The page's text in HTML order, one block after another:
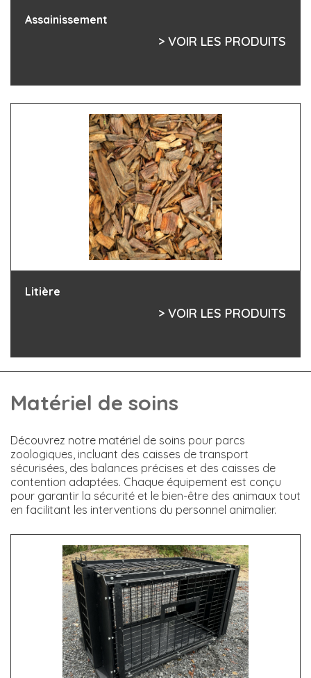
Assainissement
> VOIR LES PRODUITS
Litière
> VOIR LES PRODUITS
Matériel de soins
Découvrez notre matériel de soins pour parcs
zoologiques, incluant des caisses de transport
sécurisées, des balances précises et des caisses de
contention adaptées. Chaque équipement est conçu
pour garantir la sécurité et le bien-être des animaux tout
en facilitant les interventions du personnel animalier.